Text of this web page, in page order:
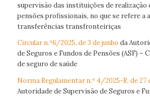
supervisão das instituições de realização
pensões profissionais, no que se refere a
transferências transfronteiriças
Circular n.º6/2025, de 3 de junho da
de Seguros e Fundos de Pensões (ASF) –
de seguro de saúde
Norma Regulamentar n.º 4/2025-R, de 27
Autoridade de Supervisão de Seguros e